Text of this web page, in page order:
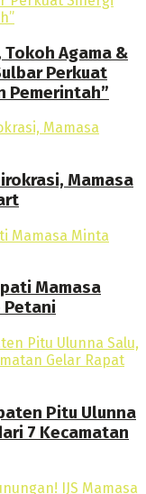
Tokoh Agama &
Perkuat
Pemerintah”
Mamasa
Mamasa
Petani
Pitu Ulunna
7 Kecamatan